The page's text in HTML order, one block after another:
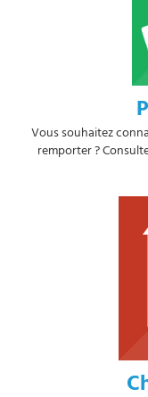
Vous souhaitez
remporter ?